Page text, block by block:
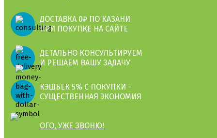
ДОСТАВКА 0₽ ПО КАЗАНИ
ПРИ ПОКУПКЕ НА САЙТЕ
ДЕТАЛЬНО КОНСУЛЬТИРУЕМ
И РЕШАЕМ ВАШУ ЗАДАЧУ
КЭШБЕК 5% С ПОКУПКИ -
СУЩЕСТВЕННАЯ ЭКОНОМИЯ
ОГО, УЖЕ ЗВОНЮ!